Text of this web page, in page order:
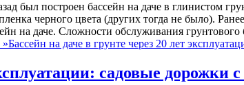
был построен бассейн на даче в
черного цвета (других тогда не было).
даче. Сложности обслуживания грунтового
»Бассейн на даче в грунте через 20 лет
садовые дорожки